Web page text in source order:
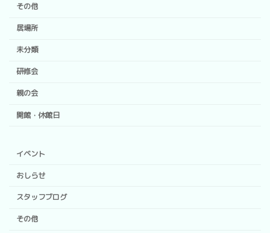
その他
居場所
未分類
研修会
親の会
開館・休館日
イベント
おしらせ
スタッフブログ
その他